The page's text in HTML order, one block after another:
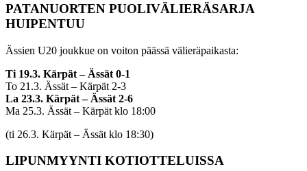
PATANUORTEN PUOLIVÄLIERÄSARJA
HUIPENTUU
Ässien U20 joukkue on voiton päässä välieräpaikasta:
Ti 19.3. Kärpät – Ässät 0-1
To 21.3. Ässät – Kärpät 2-3
La 23.3. Kärpät – Ässät 2-6
Ma 25.3. Ässät – Kärpät klo 18:00
(ti 26.3. Kärpät – Ässät klo 18:30)
LIPUNMYYNTI KOTIOTTELUISSA